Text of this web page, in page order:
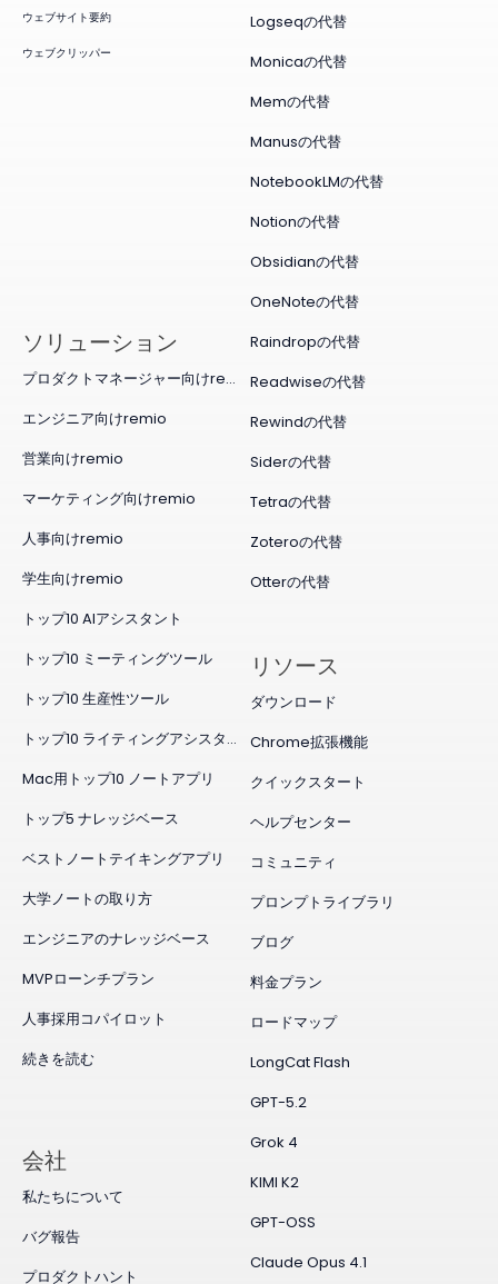
ウェブサイト要約
ウェブクリッパー
Logseqの代替
Monicaの代替
Memの代替
Manusの代替
NotebookLMの代替
Notionの代替
Obsidianの代替
OneNoteの代替
Raindropの代替
Readwiseの代替
Rewindの代替
Siderの代替
Tetraの代替
Zoteroの代替
Otterの代替
ソリューション
プロダクトマネージャー向けremio
エンジニア向けremio
営業向けremio
マーケティング向けremio
人事向けremio
学生向けremio
トップ10 AIアシスタント
トップ10 ミーティングツール
トップ10 生産性ツール
トップ10 ライティングアシスタント
Mac用トップ10 ノートアプリ
トップ5 ナレッジベース
ベストノートテイキングアプリ
大学ノートの取り方
エンジニアのナレッジベース
MVPローンチプラン
人事採用コパイロット
続きを読む
リソース
ダウンロード
Chrome拡張機能
クイックスタート
ヘルプセンター
コミュニティ
プロンプトライブラリ
ブログ
料金プラン
ロードマップ
LongCat Flash
GPT-5.2
Grok 4
KIMI K2
GPT-OSS
Claude Opus 4.1
会社
私たちについて
バグ報告
プロダクトハント